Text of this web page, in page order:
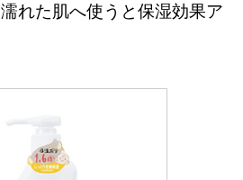
れた肌へ使うと保湿効果ア